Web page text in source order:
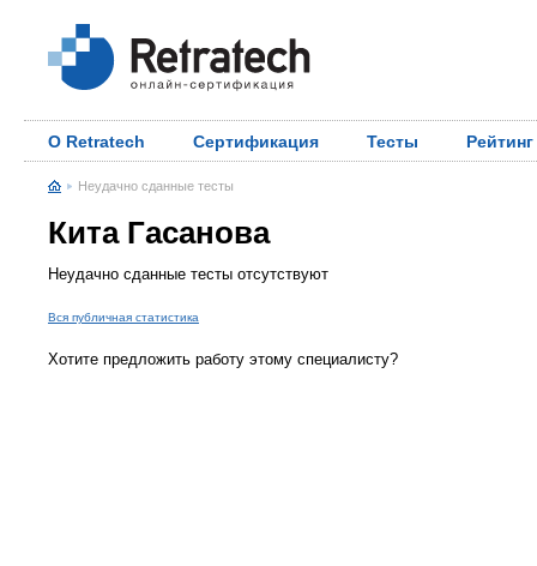
О Retratech Сертификация Тесты Рейтинг
Неудачно сданные тесты
Кита Гасанова
Неудачно сданные тесты отсутствуют
Вся публичная статистика
Хотите предложить работу этому специалисту?